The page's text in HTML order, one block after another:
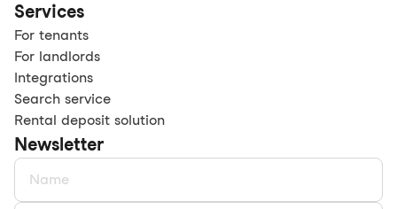
Services
For tenants
For landlords
Integrations
Search service
Rental deposit solution
Newsletter